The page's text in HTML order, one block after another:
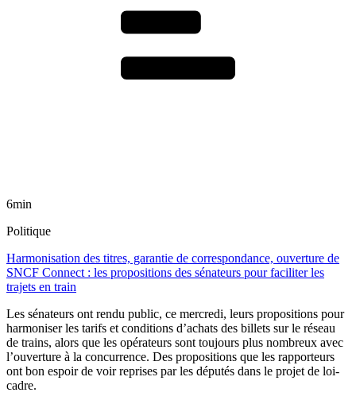
6min
Politique
Harmonisation des titres, garantie de correspondance, ouverture de
SNCF Connect : les propositions des sénateurs pour faciliter les
trajets en train
Les sénateurs ont rendu public, ce mercredi, leurs propositions pour
harmoniser les tarifs et conditions d’achats des billets sur le réseau
de trains, alors que les opérateurs sont toujours plus nombreux avec
l’ouverture à la concurrence. Des propositions que les rapporteurs
ont bon espoir de voir reprises par les députés dans le projet de loi-
cadre.